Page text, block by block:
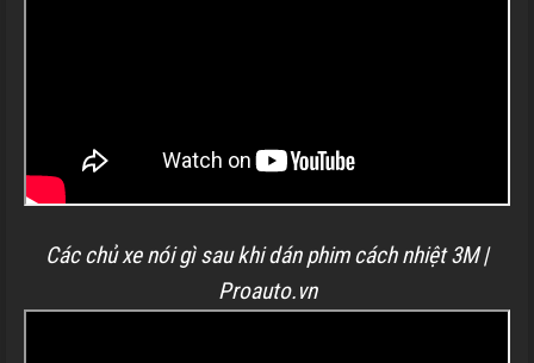
Các chủ xe nói gì sau khi dán phim cách nhiệt 3M |
Proauto.vn